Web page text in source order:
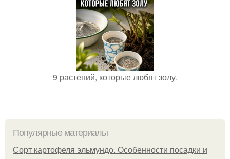
9 растений, которые любят золу.
Популярные материалы
Сорт картофеля эльмундо. Особенности посадки и